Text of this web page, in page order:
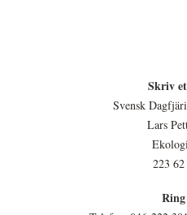
Skriv
Svensk
Lars
223
Ring